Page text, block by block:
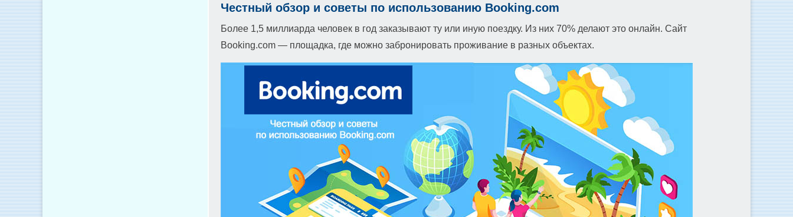
Честный обзор и советы по использованию Booking.com
Более 1,5 миллиарда человек в год заказывают ту или иную поездку. Из них 70% делают это онлайн. Сайт
Booking.com — площадка, где можно забронировать проживание в разных объектах.